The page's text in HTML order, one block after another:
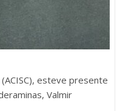
esteve presente
Valmir